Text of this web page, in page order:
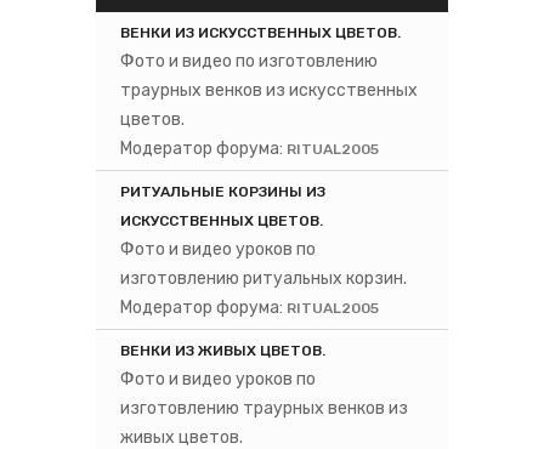
ВЕНКИ ИЗ ИСКУССТВЕННЫХ ЦВЕТОВ.
Фото и видео по изготовлению
траурных венков из искусственных
цветов.
Модератор форума: RITUAL2005
РИТУАЛЬНЫЕ КОРЗИНЫ ИЗ
ИСКУССТВЕННЫХ ЦВЕТОВ.
Фото и видео уроков по
изготовлению ритуальных корзин.
Модератор форума: RITUAL2005
ВЕНКИ ИЗ ЖИВЫХ ЦВЕТОВ.
Фото и видео уроков по
изготовлению траурных венков из
живых цветов.